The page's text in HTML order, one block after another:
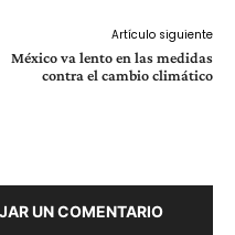
Artículo siguiente
México va lento en las medidas
contra el cambio climático
UN COMENTARIO